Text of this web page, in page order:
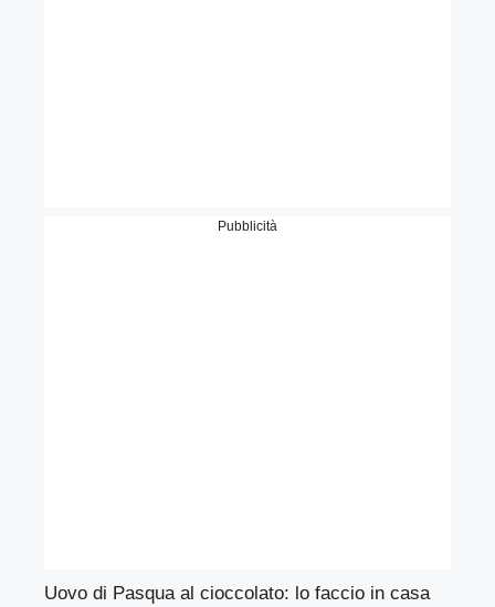
Pubblicità
Uovo di Pasqua al cioccolato: lo faccio in casa